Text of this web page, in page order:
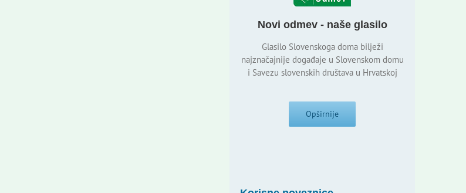
Novi odmev - naše glasilo
Glasilo Slovenskoga doma bilježi
najznačajnije događaje u Slovenskom domu
i Savezu slovenskih društava u Hrvatskoj
Opširnije